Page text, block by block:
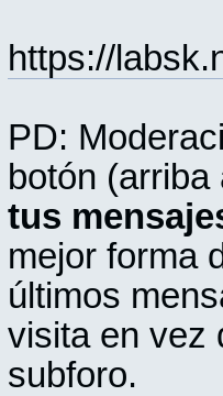
https://
PD:
botón
tus
mejor forma
últimos
visita en vez
subforo.